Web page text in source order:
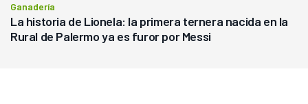
Ganadería
La historia de Lionela: la primera ternera nacida en la
Rural de Palermo ya es furor por Messi